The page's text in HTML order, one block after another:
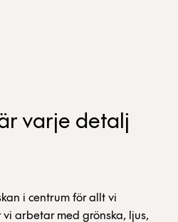
varje detalj
i centrum för allt vi
arbetar med grönska, ljus,